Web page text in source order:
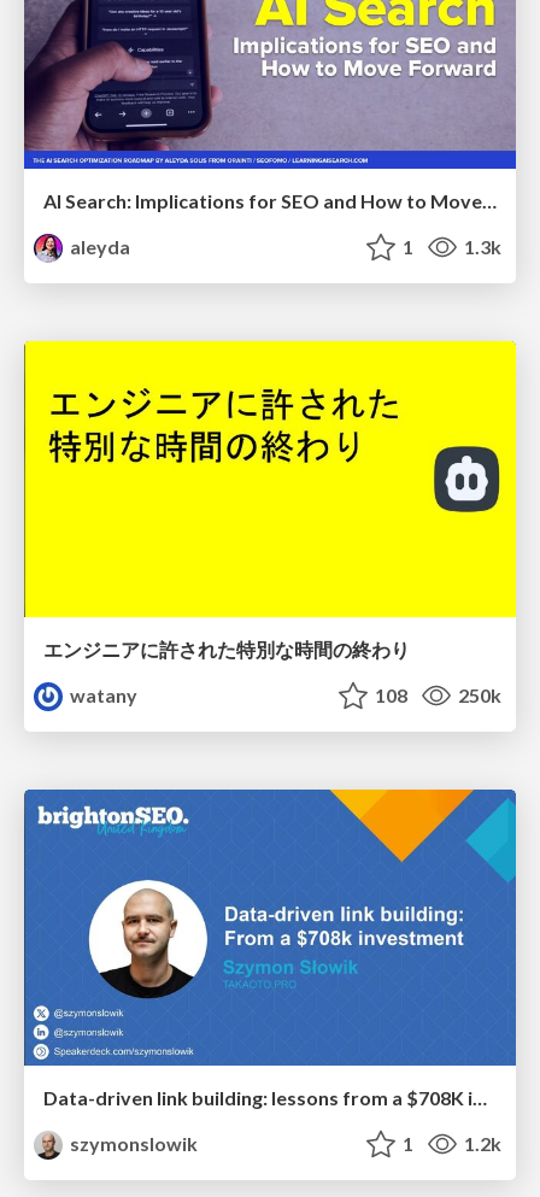
aleyda
1 1.3k
エンジニアに許された特別な時間の終わり
watany
108 250k
Data-driven link building: lessons from a $708K investment (BrightonSEO talk)
szymonslowik
1 1.2k